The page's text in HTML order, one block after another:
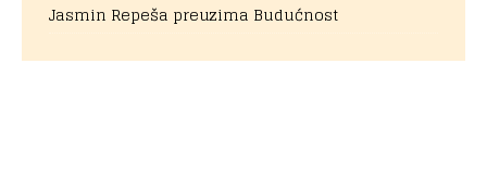
Jasmin Repeša preuzima Budućnost